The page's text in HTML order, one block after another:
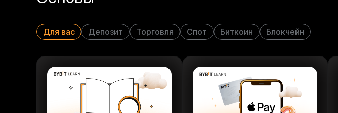
Для вас Депозит Торговля Спот Биткоин Блокчейн